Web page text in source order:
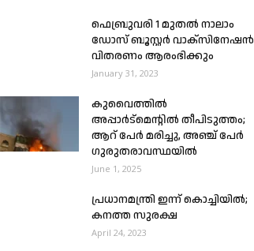
ഫെബ്രുവരി 1 മുതൽ നാലാം
ഡോസ് ബൂസ്റ്റർ വാക്സിനേഷൻ
വിതരണം ആരംഭിക്കും
January 31, 2023
കുവൈത്തിൽ
അപ്പാർട്മെന്റിൽ തീപിടുത്തം;
ആറ് പേർ മരിച്ചു, അഞ്ച് പേർ
ഗുരുതരാവസ്ഥയിൽ
June 1, 2025
പ്രധാനമന്ത്രി ഇന്ന് കൊച്ചിയില്‍;
കനത്ത സുരക്ഷ
April 24, 2023